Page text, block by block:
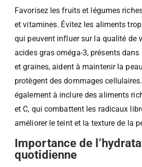
Favorisez les fruits et légumes
et vitamines. Évitez les aliments
qui peuvent influer sur la qualité de
acides gras oméga-3, présents
et graines, aident à maintenir la
protègent des dommages
également à inclure des aliments
et C, qui combattent les radicaux
améliorer le teint et la texture de la
Importance de
quotidienne